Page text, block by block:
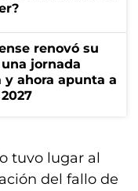
renovó su
jornada
ahora apunta a
tuvo lugar al
del fallo de